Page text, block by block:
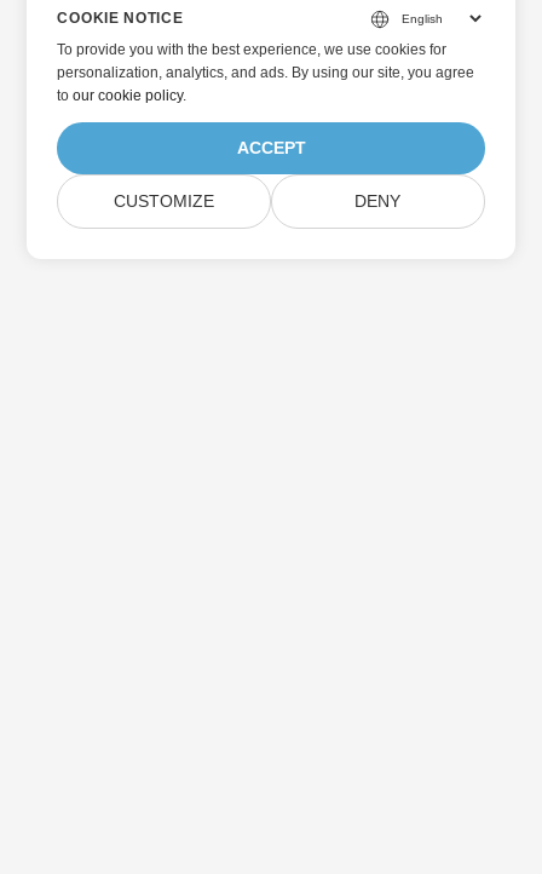
COOKIE NOTICE
To provide you with the best experience, we use cookies for
personalization, analytics, and ads. By using our site, you agree
toour cookie policy.
ACCEPT
CUSTOMIZE DENY